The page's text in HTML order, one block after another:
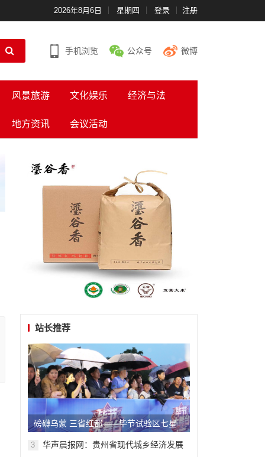
2026年8月6日 星期四 登录 注册
手机浏览 公众号 微博
风景旅游 文化娱乐 经济与法
地方资讯 会议活动
站长推荐
磅礴乌蒙 三省红都——毕节试验区七星
关系列报道之五
3
华声晨报网：贵州省现代城乡经济发展